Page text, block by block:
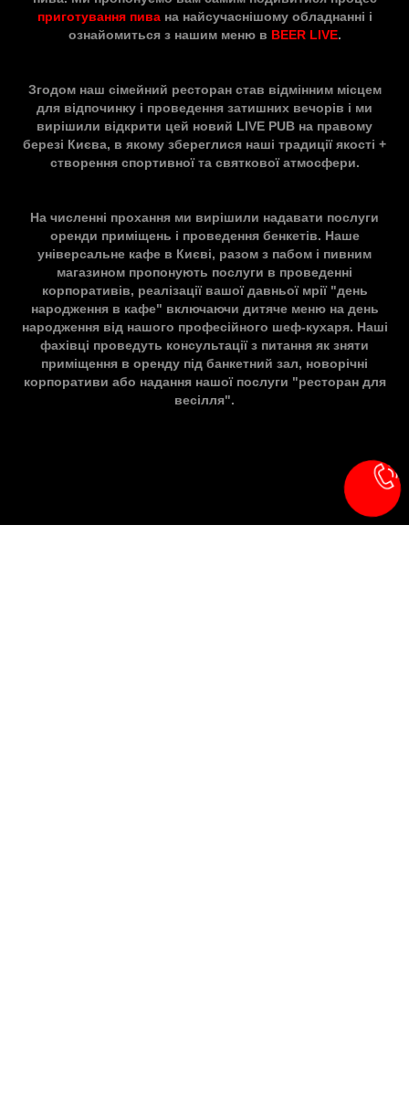
приготування пивана найсучаснішому обладнанні і
ознайомиться з нашим меню в BEER LIVE.
Згодом наш сімейний ресторан став відмінним місцем
для відпочинку і проведення затишних вечорів і ми
вирішили відкрити цей новий LIVE PUB на правому
березі Києва, в якому збереглися наші традиції якості +
створення спортивної та святкової атмосфери.
На численні прохання ми вирішили надавати послуги
оренди приміщень і проведення бенкетів. Наше
універсальне кафе в Києві, разом з пабом і пивним
магазином пропонують послуги в проведенні
корпоративів, реалізації вашої давньої мрії "день
народження в кафе" включаючи дитяче меню на день
народження від нашого професійного шеф-кухаря. Наші
фахівці проведуть консультації з питання як зняти
приміщення в оренду під банкетний зал, новорічні
корпоративи або надання нашої послуги "ресторан для
весілля".